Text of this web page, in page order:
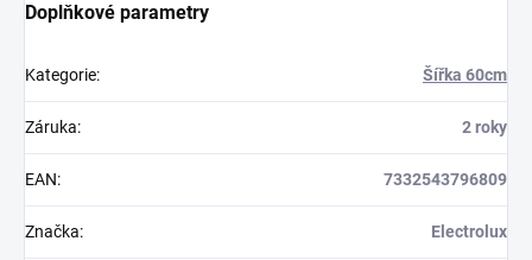
Doplňkové parametry
Kategorie: Šířka 60cm
Záruka: 2 roky
EAN: 7332543796809
Značka: Electrolux